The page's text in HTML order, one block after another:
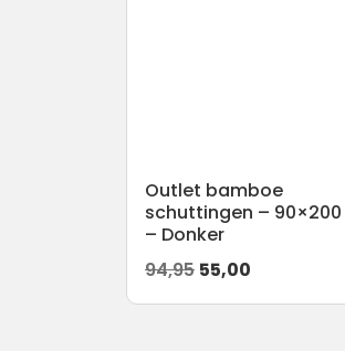
Outlet bamboe
schuttingen –
– Donker
94,95 Oorspronkelijke
prijs
55,00
prijs